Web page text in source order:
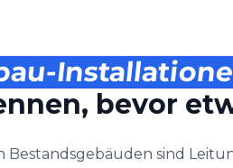
bevor
Bestandsgebäuden sind